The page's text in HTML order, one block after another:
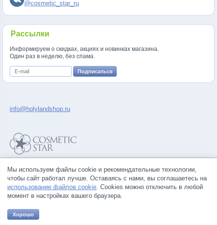
@cosmetic_star_ru
Рассылки
Информируем о скидках, акциях и новинках магазина.
Один раз в неделю, без спама.
Правила продажи товаров
Согласие на обработку персональных данных
info@holylandshop.ru
© Все права на товарные знаки принадлежат их законным владельцам.
Мы используем файлы cookie и рекомендательные технологии,
чтобы сайт работал лучше. Оставаясь с нами, вы соглашаетесь на
использование файлов cookie. Cookies можно отключить в любой
момент в настройках вашего браузера.
Хорошо